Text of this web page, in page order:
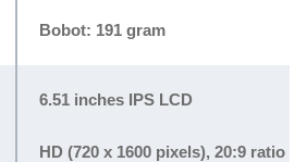
Bobot: 191 gram
6.51 inches IPS LCD
HD (720 x 1600 pixels), 20:9 ratio